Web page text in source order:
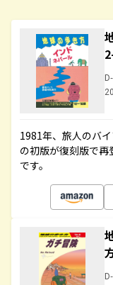
1981年、旅人のバ
の初版が復刻版で
です。